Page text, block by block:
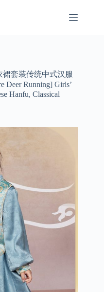
套装传统中式汉服
Deer Running] Girls’
Hanfu, Classical